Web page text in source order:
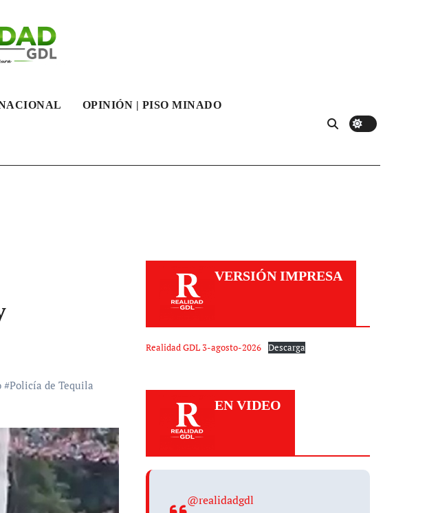
OPINIÓN | PISO MINADO
#Policía de Tequila
VERSIÓN IMPRESA
Realidad GDL 3-agosto-2026 Descarga
EN VIDEO
@realidadgdl